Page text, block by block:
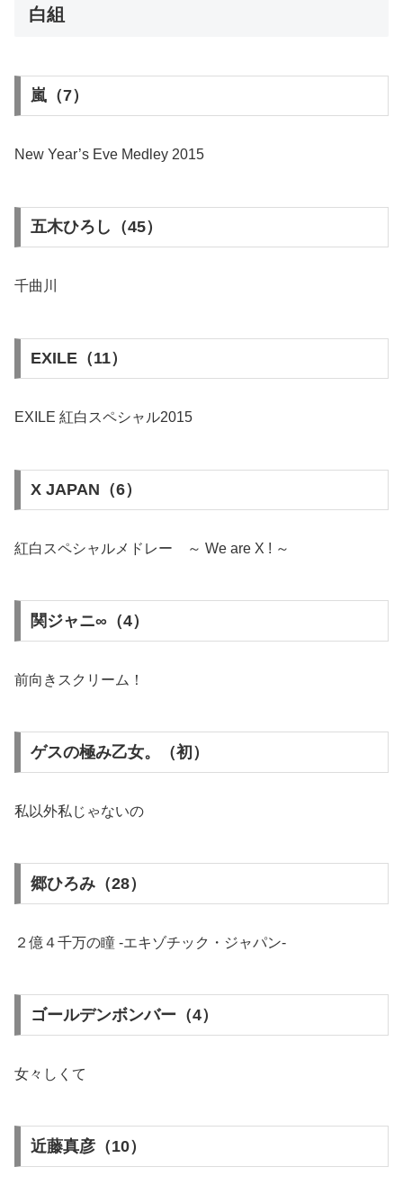
白組
嵐（7）
New Year’s Eve Medley 2015
五木ひろし（45）
千曲川
EXILE（11）
EXILE 紅白スペシャル2015
X JAPAN（6）
紅白スペシャルメドレー ～ We are X ! ～
関ジャニ∞（4）
前向きスクリーム！
ゲスの極み乙女。（初）
私以外私じゃないの
郷ひろみ（28）
２億４千万の瞳 -エキゾチック・ジャパン-
ゴールデンボンバー（4）
女々しくて
近藤真彦（10）